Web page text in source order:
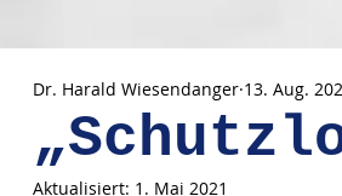
Dr. Harald Wiesendanger 13. Aug.
Aktualisiert: 1. Mai 2021